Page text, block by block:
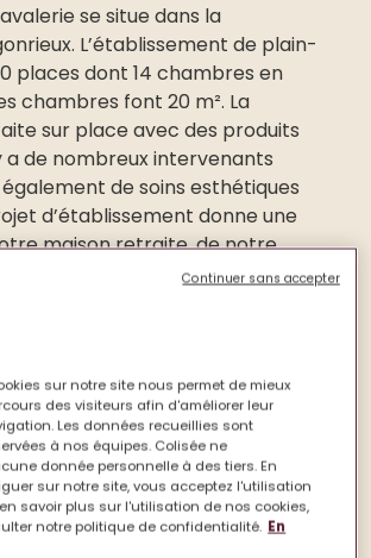
se situe dans la
L’établissement de plain-
places dont 14 chambres en
chambres font 20 m². La
sur place avec des produits
a de nombreux intervenants
de soins esthétiques
d’établissement donne une
maison retraite, de notre
et de nos valeurs. Il est
à évoluer dans le respect
Il doit définir les missions et
lesquelles s’engage notre
et demain. Nous faisons de
un lieu de vie où l’empathie, le
guident nos pensées,
et nos actes.
sur notre site nous permet de mieux
des visiteurs afin d'améliorer leur
Les données recueillies sont
à nos équipes. Colisée ne
donnée personnelle à des tiers. En
sur notre site, vous acceptez l'utilisation
savoir plus sur l'utilisation de nos cookies,
notre politique de confidentialité. En
Continuer sans accepter